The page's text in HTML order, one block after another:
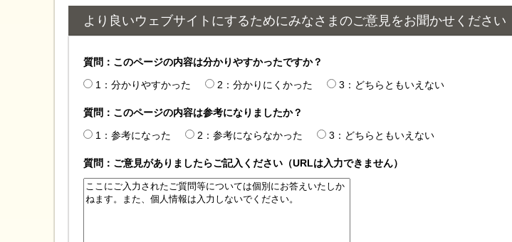
より良いウェブサイトにするためにみなさまのご意見をお聞かせください
質問：このページの内容は分かりやすかったですか？
1：分かりやすかった
2：分かりにくかった 3：どちらともいえない
質問：このページの内容は参考になりましたか？
1：参考になった
2：参考にならなかった 3：どちらともいえない
質問：ご意見がありましたらご記入ください（URLは入力できません）